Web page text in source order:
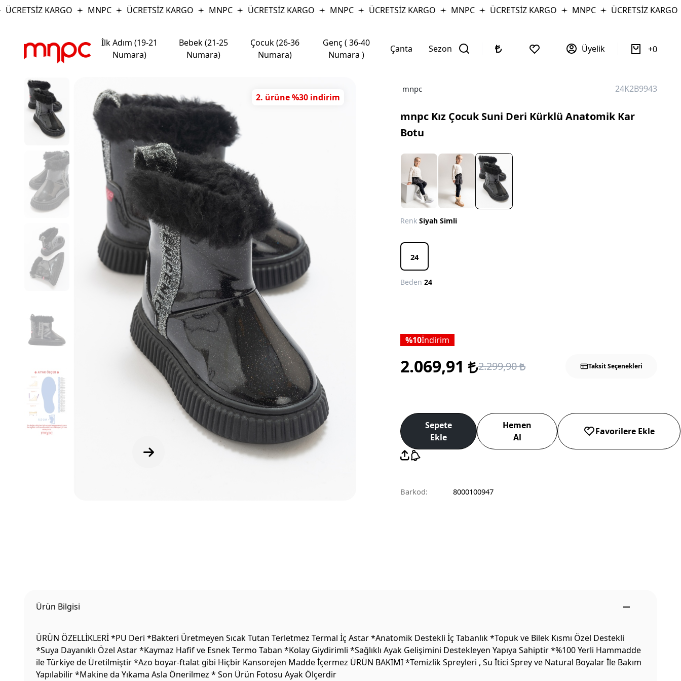
ÜCRETSİZ KARGO MNPC ÜCRETSİZ KARGO MNPC ÜCRETSİZ KARGO MNPC ÜCRETSİZ KARGO MNPC ÜCRETSİZ KARGO MNPC ÜCRETSİZ KARGO
İlk Adım (19-21
Numara)
Bebek (21-25
Numara)
Çocuk (26-36
Numara)
Genç ( 36-40
Numara )
Çanta Sezon Üyelik 0
2. ürüne %30 indirim
mnpc 24K2B9943
mnpc Kız Çocuk Suni Deri Kürklü Anatomik Kar
Botu
RenkSiyah Simli
24
Beden24
10İndirim
2.069,91 2.299,90 Taksit Seçenekleri
Sepete
Ekle
Hemen
Al
Favorilere Ekle
Barkod: 8000100947
Ürün Bilgisi
ÜRÜN ÖZELLİKLERİ *PU Deri *Bakteri Üretmeyen Sıcak Tutan Terletmez Termal İç Astar *Anatomik Destekli İç Tabanlık *Topuk ve Bilek Kısmı Özel Destekli
*Suya Dayanıklı Özel Astar *Kaymaz Hafif ve Esnek Termo Taban *Kolay Giydirimli *Sağlıklı Ayak Gelişimini Destekleyen Yapıya Sahiptir *%100 Yerli Hammadde
ile Türkiye de Üretilmiştir *Azo boyar-ftalat gibi Hiçbir Kansorejen Madde İçermez ÜRÜN BAKIMI *Temizlik Spreyleri , Su İtici Sprey ve Natural Boyalar İle Bakım
Yapılabilir *Makine da Yıkama Asla Önerilmez * Son Ürün Fotosu Ayak Ölçerdir